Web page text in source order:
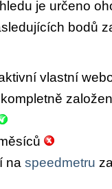
je určeno
bodů
vlastní
na speedmetru